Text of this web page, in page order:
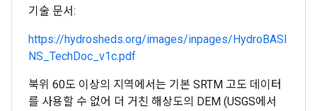
기술 문서:
https://hydrosheds.org/images/inpages/HydroBASI
NS_TechDoc_v1c.pdf
북위 60도 이상의 지역에서는 기본 SRTM 고도 데이터
를 사용할 수 없어 더 거친 해상도의 DEM (USGS에서